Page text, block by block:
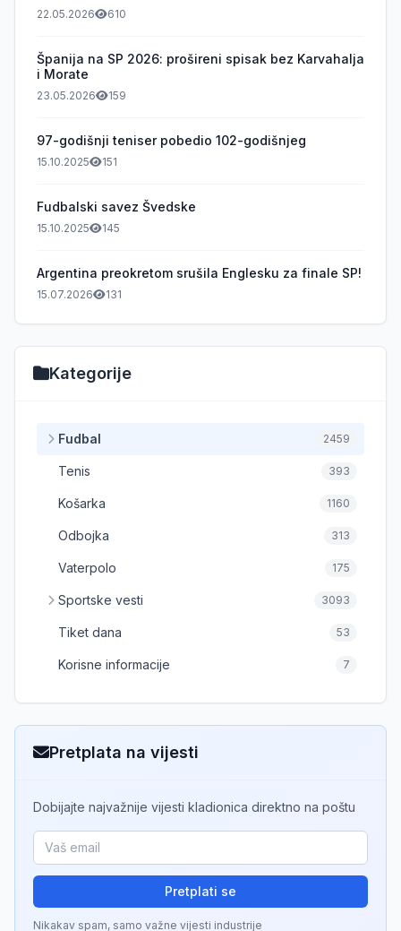
22.05.2026 610
Španija na SP 2026: prošireni spisak bez Karvahalja
i Morate
23.05.2026 159
97-godišnji teniser pobedio 102-godišnjeg
15.10.2025 151
Fudbalski savez Švedske
15.10.2025 145
Argentina preokretom srušila Englesku za finale SP!
15.07.2026 131
Kategorije
Fudbal 2459
Tenis 393
Košarka 1160
Odbojka 313
Vaterpolo 175
Sportske vesti 3093
Tiket dana 53
Korisne informacije 7
Pretplata na vijesti
Dobijajte najvažnije vijesti kladionica direktno na poštu
Pretplati se
Nikakav spam, samo važne vijesti industrije